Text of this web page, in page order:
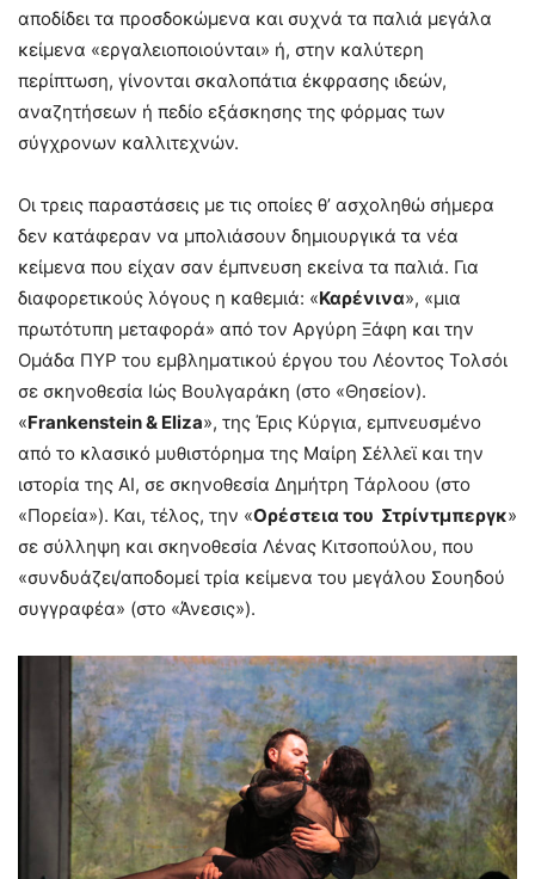
αποδίδει τα προσδοκώμενα και συχνά τα παλιά μεγάλα
κείμενα «εργαλειοποιούνται» ή, στην καλύτερη
περίπτωση, γίνονται σκαλοπάτια έκφρασης ιδεών,
αναζητήσεων ή πεδίο εξάσκησης της φόρμας των
σύγχρονων καλλιτεχνών.
Οι τρεις παραστάσεις με τις οποίες θ’ ασχοληθώ σήμερα
δεν κατάφεραν να μπολιάσουν δημιουργικά τα νέα
κείμενα που είχαν σαν έμπνευση εκείνα τα παλιά. Για
διαφορετικούς λόγους η καθεμιά: «Καρένινα», «μια
πρωτότυπη μεταφορά» από τον Αργύρη Ξάφη και την
Ομάδα ΠΥΡ του εμβληματικού έργου του Λέοντος Τολσόι
σε σκηνοθεσία Ιώς Βουλγαράκη (στο «Θησείον).
«Frankenstein& Eliza», της Έρις Κύργια, εμπνευσμένο
από το κλασικό μυθιστόρημα της Μαίρη Σέλλεϊ και την
ιστορία της ΑΙ, σε σκηνοθεσία Δημήτρη Τάρλοου (στο
«Πορεία»). Και, τέλος, την «Ορέστεια του Στρίντμπεργκ»
σε σύλληψη και σκηνοθεσία Λένας Κιτσοπούλου, που
«συνδυάζει/αποδομεί τρία κείμενα του μεγάλου Σουηδού
συγγραφέα» (στο «Άνεσις»).